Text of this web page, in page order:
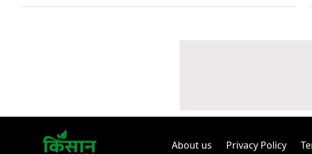
About us Privacy Policy